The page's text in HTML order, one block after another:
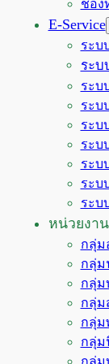
ช่อง
E-Service
ระบ
ระบ
ระบ
ระบ
ระบ
ระบ
ระบ
ระบ
ระบ
หน่วยงา
กลุ่ม
กลุ่ม
กลุ่ม
กลุ่ม
กลุ่ม
กลุ่ม
กลุ่ม